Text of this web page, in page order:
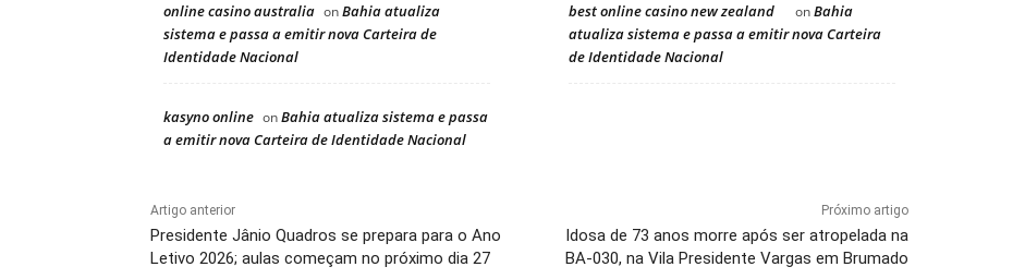
online casino australia onBahia atualiza
sistema e passa a emitir nova Carteira de
Identidade Nacional
best online casino new zealand onBahia
atualiza sistema e passa a emitir nova Carteira
de Identidade Nacional
kasyno online onBahia atualiza sistema e passa
a emitir nova Carteira de Identidade Nacional
Artigo anterior
Presidente Jânio Quadros se prepara para o Ano
Letivo 2026; aulas começam no próximo dia 27
Próximo artigo
Idosa de 73 anos morre após ser atropelada na
BA-030, na Vila Presidente Vargas em Brumado